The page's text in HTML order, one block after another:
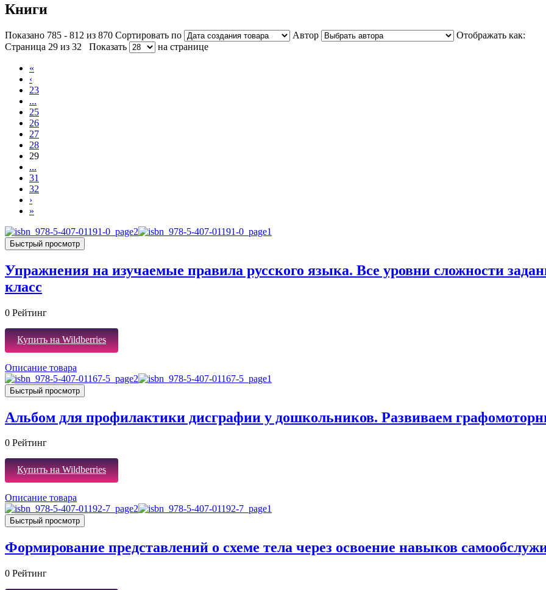
Книги
Показано 785 - 812 из 870 Сортировать по Автор
Отображать как:
Страница 29 из 32
Показать на странице
«
‹
23
...
25
26
27
28
29
...
31
32
›
»
Быстрый просмотр
Упражнения на изучаемые правила русского языка. Все уровни сложности
класс
0 Рейтинг
Купить на Wildberries
Описание товара
Быстрый просмотр
Альбом для профилактики дисграфии у дошкольников. Развиваем
0 Рейтинг
Купить на Wildberries
Описание товара
Быстрый просмотр
Формирование представлений о схеме тела через освоение навыков
0 Рейтинг